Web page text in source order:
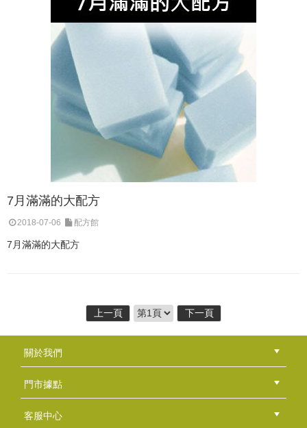
7月滿滿的大配方
2018-07-06 配方館
7月滿滿的大配方
上一頁 下一頁
關於我們
公司簡介
品牌故事
最新消息
隱私權聲明
版權聲明
門市據點
總部
北區
中區
南區
東區
海外
客服中心